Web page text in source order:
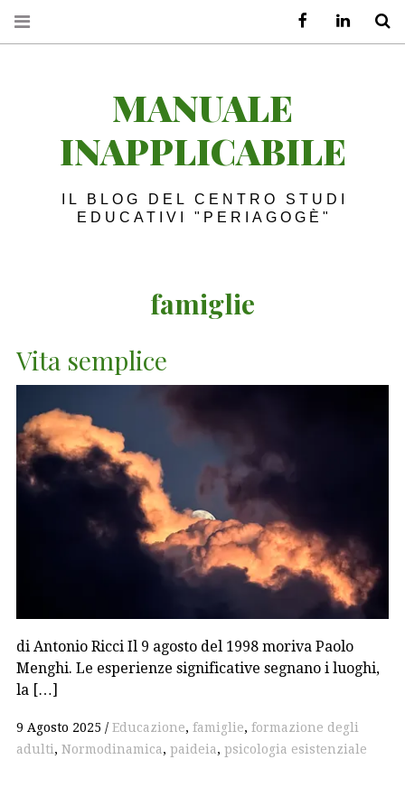
MANUALE
INAPPLICABILE
IL BLOG DEL CENTRO STUDI
EDUCATIVI "PERIAGOGÈ"
famiglie
Vita semplice
di Antonio Ricci Il 9 agosto del 1998 moriva Paolo
Menghi. Le esperienze significative segnano i luoghi,
la […]
9 Agosto 2025 Educazione, famiglie, formazione degli
adulti, Normodinamica, paideia, psicologia esistenziale
FacebookLinkedIn